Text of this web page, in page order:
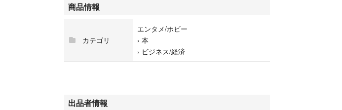
#BOOK
商品情報
カテゴリ
エンタメ/ホビー
› 本
› ビジネス/経済
出品者情報